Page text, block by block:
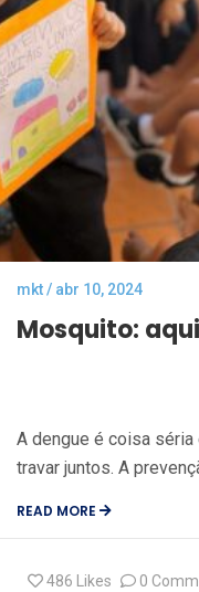
mkt / abr 10, 2024
Mosquito:
A dengue é coisa
travar juntos. A
READ MORE
486 Likes 0